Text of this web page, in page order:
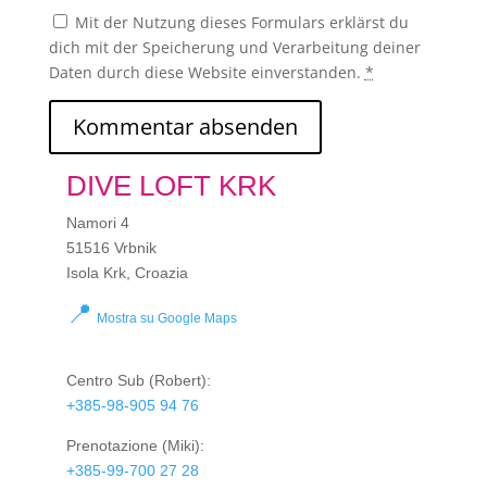
Mit der Nutzung dieses Formulars erklärst du
dich mit der Speicherung und Verarbeitung deiner
Daten durch diese Website einverstanden. *
DIVE LOFT KRK
Namori 4
51516 Vrbnik
Isola Krk, Croazia
📍 Mostra su Google Maps
Centro Sub(Robert):
+385-98-905 94 76
Prenotazione (Miki):
+385-99-700 27 28